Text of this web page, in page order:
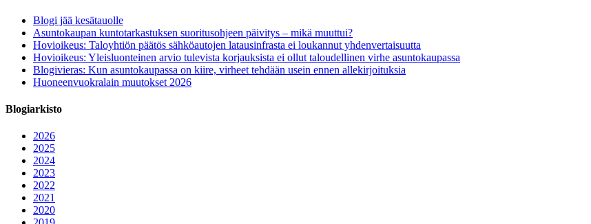
Blogi jää kesätauolle
Asuntokaupan kuntotarkastuksen suoritusohjeen päivitys – mikä muuttui?
Hovioikeus: Taloyhtiön päätös sähköautojen latausinfrasta ei loukannut yhdenvertaisuutta
Hovioikeus: Yleisluonteinen arvio tulevista korjauksista ei ollut taloudellinen virhe asuntokaupassa
Blogivieras: Kun asuntokaupassa on kiire, virheet tehdään usein ennen allekirjoituksia
Huoneenvuokralain muutokset 2026
Blogiarkisto
2026
2025
2024
2023
2022
2021
2020